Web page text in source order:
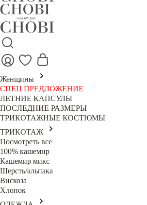
Женщины
СПЕЦ ПРЕДЛОЖЕНИЕ
ЛЕТНИЕ КАПСУЛЫ
ПОСЛЕДНИЕ РАЗМЕРЫ
ТРИКОТАЖНЫЕ КОСТЮМЫ
ТРИКОТАЖ
Посмотреть все
100% кашемир
Кашемир микс
Шерсть/альпака
Вискоза
Хлопок